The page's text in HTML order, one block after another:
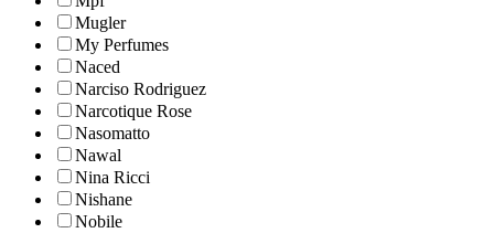
Mugler
My Perfumes
Naced
Narciso Rodriguez
Narcotique Rose
Nasomatto
Nawal
Nina Ricci
Nishane
Nobile